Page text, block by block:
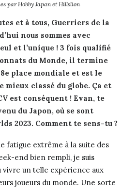
par Hobby Japan et Hillslion
et à tous, Guerriers de la
nous sommes avec
et l’unique ! 3 fois qualifié
du Monde, il termine
place mondiale et est le
mieux classé du globe. Ça et
est conséquent ! Evan, te
du Japon, où se sont
2023. Comment te sens-tu ?
fatigue extrême à la suite des
end bien rempli, je suis
vivre un telle expérience aux
joueurs du monde. Une sorte